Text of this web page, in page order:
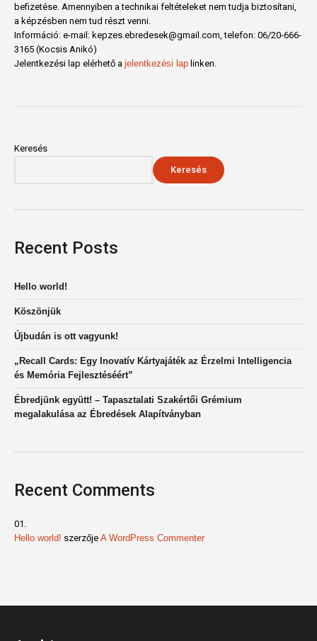
befizetése. Amennyiben a technikai feltételeket nem tudja biztosítani,
a képzésben nem tud részt venni.
Információ: e-mail: kepzes.ebredesek@gmail.com, telefon: 06/20-666-
3165 (Kocsis Anikó)
Jelentkezési lap elérhető ajelentkezési lap linken.
Keresés
Keresés
Recent Posts
Hello world!
Köszönjük
Újbudán is ott vagyunk!
„Recall Cards: Egy Inovatív Kártyajáték az Érzelmi Intelligencia
és Memória Fejlesztéséért”
Ébredjünk együtt! – Tapasztalati Szakértői Grémium
megalakulása az Ébredések Alapítványban
Recent Comments
Hello world! szerzője A WordPress Commenter